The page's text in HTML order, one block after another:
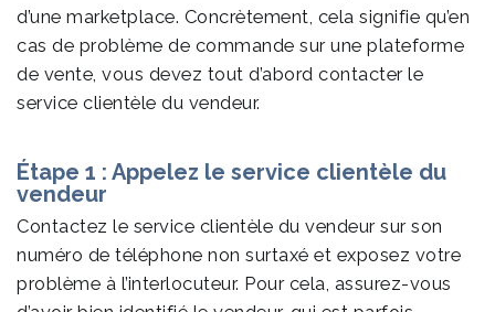
d’une marketplace. Concrètement, cela signifie qu’en
cas de problème de commande sur une plateforme
de vente, vous devez tout d’abord contacter le
service clientèle du vendeur.
Étape 1 : Appelez le service clientèle du
vendeur
Contactez le service clientèle du vendeur sur son
numéro de téléphone non surtaxé et exposez votre
problème à l’interlocuteur. Pour cela, assurez-vous